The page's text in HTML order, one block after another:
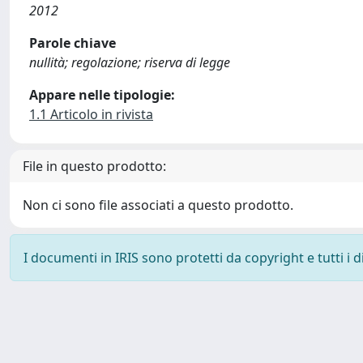
2012
Parole chiave
nullità; regolazione; riserva di legge
Appare nelle tipologie:
1.1 Articolo in rivista
File in questo prodotto:
Non ci sono file associati a questo prodotto.
I documenti in IRIS sono protetti da copyright e tutti i